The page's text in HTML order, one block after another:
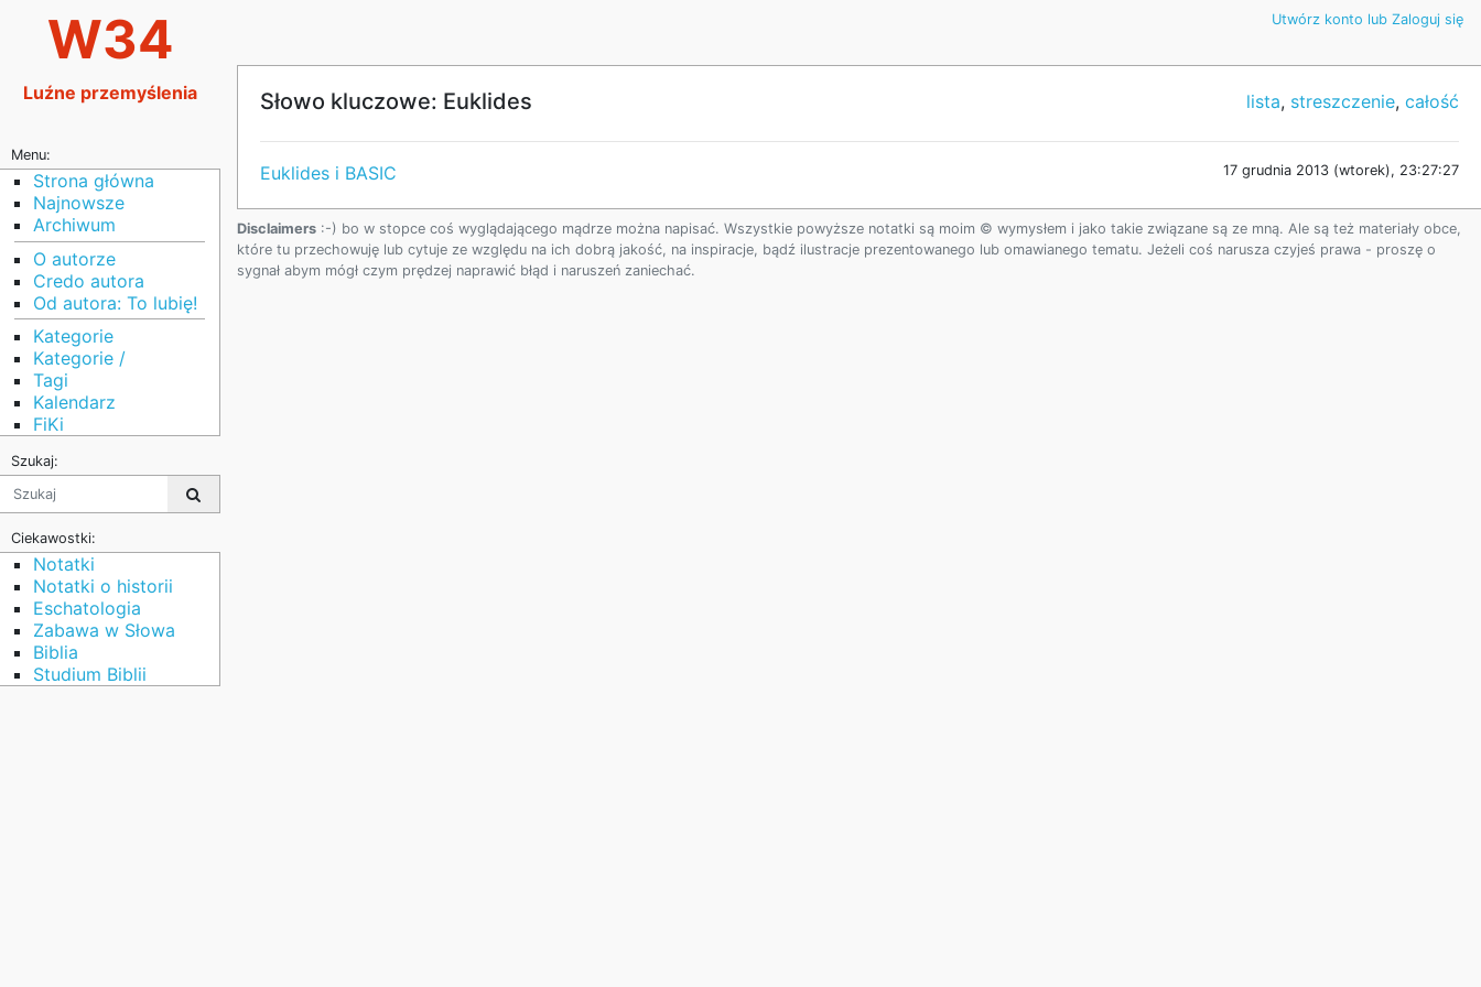
W34
Luźne przemyślenia
Menu:
Strona główna
Najnowsze
Archiwum
O autorze
Credo autora
Od autora: To lubię!
Kategorie
Kategorie /
Tagi
Kalendarz
FiKi
Szukaj:
Ciekawostki:
Notatki
Notatki o historii
Eschatologia
Zabawa w Słowa
Biblia
Studium Biblii
Utwórz konto lub Zaloguj się
Słowo kluczowe: Euklides lista, streszczenie, całość
Euklides i BASIC 17 grudnia 2013 (wtorek), 23:27:27
Disclaimers :-) bo w stopce coś wyglądającego mądrze można napisać. Wszystkie powyższe notatki są moim © wymysłem i jako takie związane są ze mną. Ale są też materiały obce,
które tu przechowuję lub cytuje ze względu na ich dobrą jakość, na inspiracje, bądź ilustracje prezentowanego lub omawianego tematu. Jeżeli coś narusza czyjeś prawa - proszę o
sygnał abym mógł czym prędzej naprawić błąd i naruszeń zaniechać.